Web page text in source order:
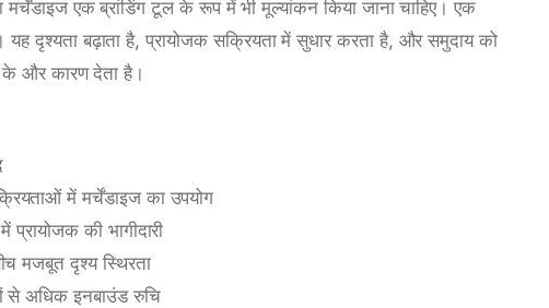
मर्चेंडाइज एक ब्रांडिंग टूल के रूप में भी मूल्यांकन किया जाना चाहिए। एक
दृश्यता बढ़ाता है, प्रायोजक सक्रियता में सुधार करता है, और समुदाय को
और कारण देता है।
में मर्चेंडाइज का उपयोग
की भागीदारी
मजबूत दृश्य स्थिरता
से अधिक इनबाउंड रुचि